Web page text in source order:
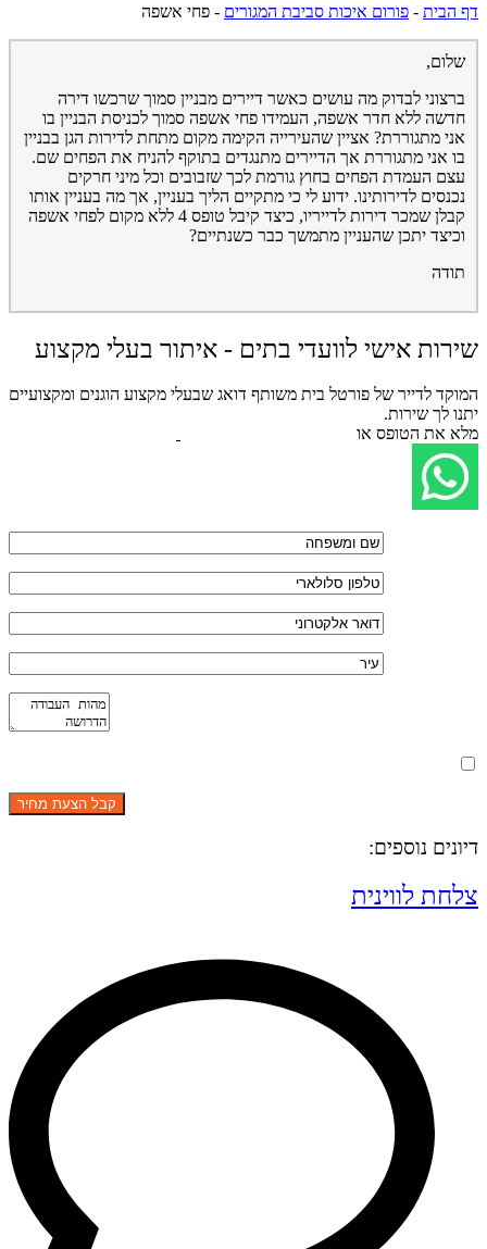
דף הבית - פורום איכות סביבת המגורים - פחי אשפה
שלום,
ברצוני לבדוק מה עושים כאשר דיירים מבניין סמוך שרכשו דירה
חדשה ללא חדר אשפה, העמידו פחי אשפה סמוך לכניסת הבניין בו
אני מתגוררת? אציין שהעירייה הקימה מקום מתחת לדירות הגן בבניין
בו אני מתגוררת אך הדיירים מתנגדים בתוקף להניח את הפחים שם.
עצם העמדת הפחים בחוץ גורמת לכך שזבובים וכל מיני חרקים
נכנסים לדירותינו. ידוע לי כי מתקיים הליך בעניין, אך מה בעניין אותו
קבלן שמכר דירות לדייריו, כיצד קיבל טופס 4 ללא מקום לפחי אשפה
וכיצד יתכן שהעניין מתמשך כבר כשנתיים?
תודה
שירות אישי לוועדי בתים - איתור בעלי מקצוע
המוקד לדייר של פורטל בית משותף דואג שבעלי מקצוע הוגנים ומקצועיים
יתנו לך שירות.
מלא את הטופס או
דיונים נוספים:
צלחת לווינית